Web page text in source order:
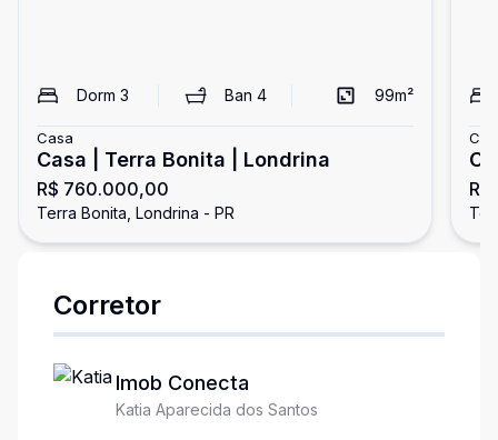
Dorm 3 Ban 4 99m²
Casa
Casa | Terra Bonita | Londrina
R$ 760.000,00
Terra Bonita, Londrina - PR
Corretor
Imob Conecta
Katia Aparecida dos Santos